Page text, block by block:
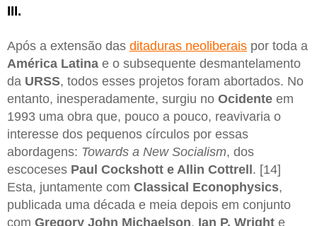
III.
Após a extensão das ditaduras neoliberais por toda a
América Latina e o subsequente desmantelamento
da URSS, todos esses projetos foram abortados. No
entanto, inesperadamente, surgiu no Ocidente em
1993 uma obra que, pouco a pouco, reavivaria o
interesse dos pequenos círculos por essas
abordagens: Towards a New Socialism, dos
escoceses Paul Cockshott e Allin Cottrell . [14]
Esta, juntamente com Classical Econophysics,
publicada uma década e meia depois em conjunto
com Gregory John Michaelson, Ian P. Wright e